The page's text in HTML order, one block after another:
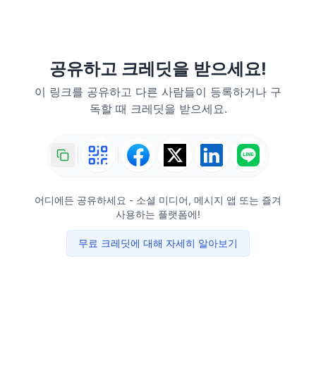
공유하고 크레딧을 받으세요!
이 링크를 공유하고 다른 사람들이 등록하거나 구
독할 때 크레딧을 받으세요.
어디에든 공유하세요 - 소셜 미디어, 메시지 앱 또는 즐겨
사용하는 플랫폼에!
무료 크레딧에 대해 자세히 알아보기